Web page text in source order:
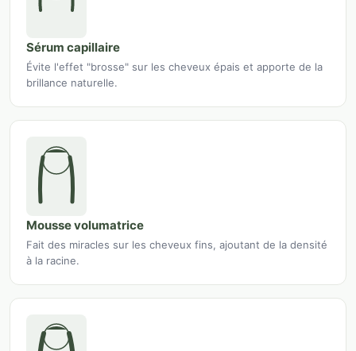
Sérum capillaire
Évite l'effet "brosse" sur les cheveux épais et apporte de la
brillance naturelle.
Mousse volumatrice
Fait des miracles sur les cheveux fins, ajoutant de la densité
à la racine.